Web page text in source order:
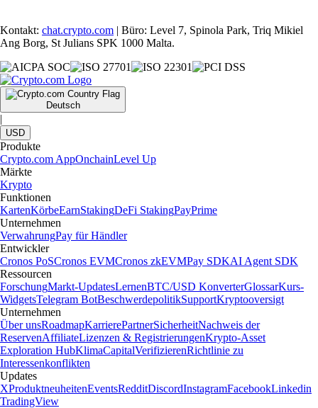
Kontakt: chat.crypto.com | Büro: Level 7, Spinola Park, Triq Mikiel
Ang Borg, St Julians SPK 1000 Malta.
Deutsch
|
USD
Produkte
Crypto.com AppOnchainLevel Up
Märkte
Krypto
Funktionen
KartenKörbeEarnStakingDeFi StakingPayPrime
Unternehmen
VerwahrungPay für Händler
Entwickler
Cronos PoSCronos EVMCronos zkEVMPay SDKAI Agent SDK
Ressourcen
ForschungMarkt-UpdatesLernenBTC/USD KonverterGlossarKurs-
WidgetsTelegram BotBeschwerdepolitikSupportKryptooversigt
Unternehmen
Über unsRoadmapKarrierePartnerSicherheitNachweis der
ReservenAffiliateLizenzen & RegistrierungenKrypto-Asset
Exploration HubKlimaCapitalVerifizierenRichtlinie zu
Interessenkonflikten
Updates
XProduktneuheitenEventsRedditDiscordInstagramFacebookLinkedin
TradingView